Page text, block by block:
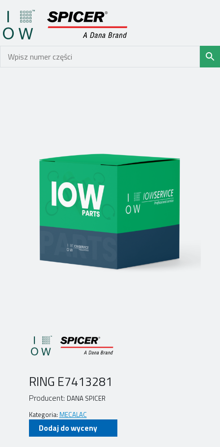
RING E7413281
Producent: DANA SPICER
Kategoria: MECALAC
Dodaj do wyceny